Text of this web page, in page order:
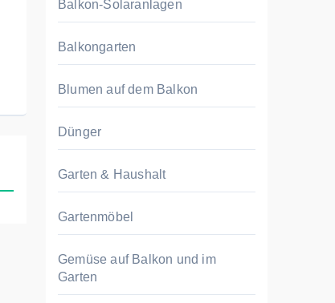
Balkon-Solaranlagen
Balkongarten
Blumen auf dem Balkon
Dünger
Garten & Haushalt
Gartenmöbel
Gemüse auf Balkon und im
Garten